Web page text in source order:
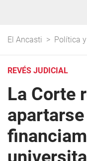
El Ancasti > Política
REVÉS JUDICIAL
La Corte